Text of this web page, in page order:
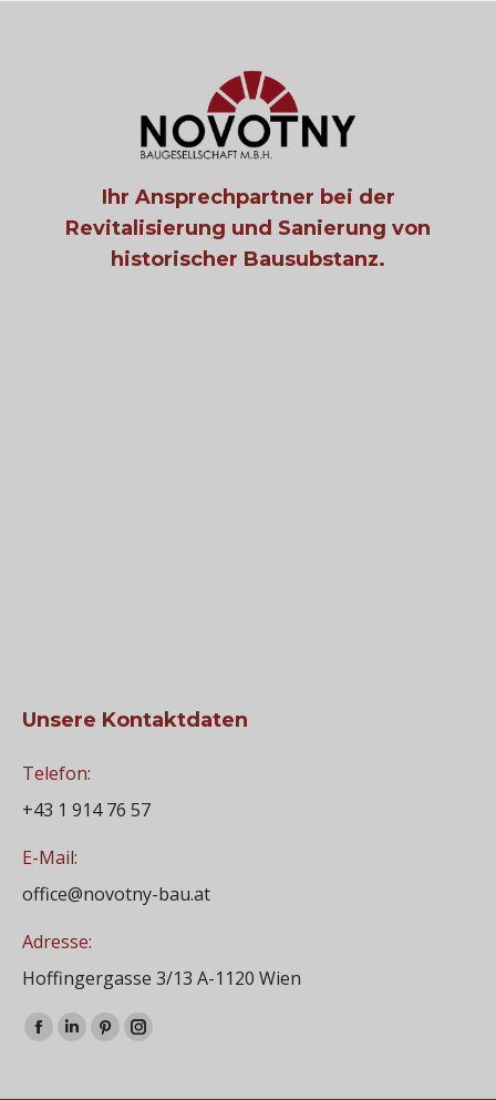
Ihr Ansprechpartner bei der
Revitalisierung und Sanierung von
historischer Bausubstanz.
Unsere Kontaktdaten
Telefon:
+43 1 914 76 57
E-Mail:
office@novotny-bau.at
Adresse:
Hoffingergasse 3/13 A-1120 Wien
Finden Sie uns auf:
Facebook
Linkedin
PinterestInstagram